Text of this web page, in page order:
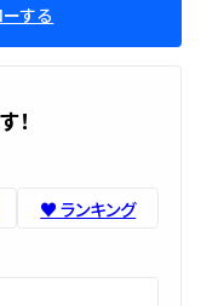
する
！
♥️ ランキング